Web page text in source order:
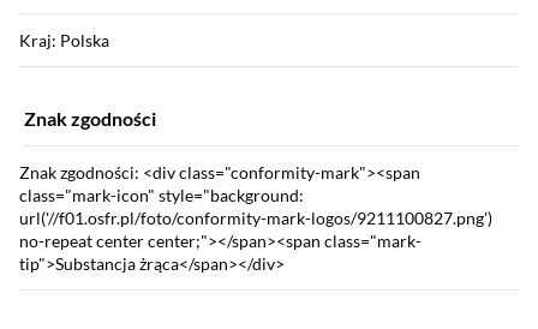
Kraj: Polska
Znak zgodności
Znak zgodności: <div class="conformity-mark"><span
class="mark-icon" style="background:
url('//f01.osfr.pl/foto/conformity-mark-logos/9211100827.png')
no-repeat center center;"></span><span class="mark-
tip">Substancja żrąca</span></div>